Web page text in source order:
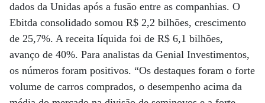
dados da Unidas após a fusão entre as companhias. O
Ebitda consolidado somou R$ 2,2 bilhões, crescimento
de 25,7%. A receita líquida foi de R$ 6,1 bilhões,
avanço de 40%. Para analistas da Genial Investimentos,
os números foram positivos. “Os destaques foram o forte
volume de carros comprados, o desempenho acima da